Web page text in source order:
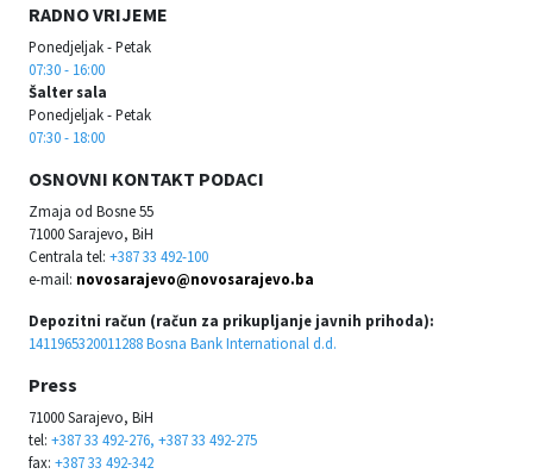
RADNO VRIJEME
Ponedjeljak - Petak
07:30 - 16:00
Šalter sala
Ponedjeljak - Petak
07:30 - 18:00
OSNOVNI KONTAKT PODACI
Zmaja od Bosne 55
71000 Sarajevo, BiH
Centrala tel: +387 33 492-100
e-mail: novosarajevo@novosarajevo.ba
Depozitni račun (račun za prikupljanje javnih prihoda):
1411965320011288 Bosna Bank International d.d.
Press
71000 Sarajevo, BiH
tel: +387 33 492-276, +387 33 492-275
fax: +387 33 492-342